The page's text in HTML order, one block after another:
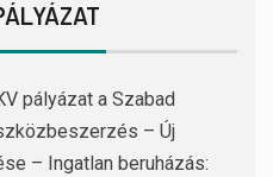
pályázat a Szabad
– Új
– Ingatlan beruházás: